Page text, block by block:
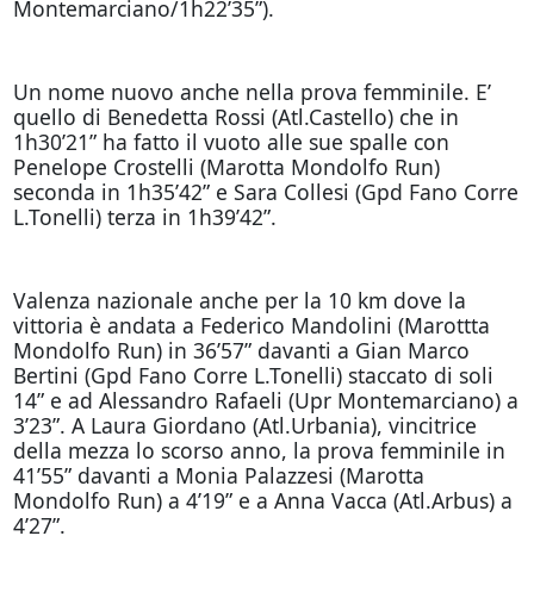
Montemarciano/1h22’35”).
Un nome nuovo anche nella prova femminile. E’
quello di Benedetta Rossi (Atl.Castello) che in
1h30’21” ha fatto il vuoto alle sue spalle con
Penelope Crostelli (Marotta Mondolfo Run)
seconda in 1h35’42” e Sara Collesi (Gpd Fano Corre
L.Tonelli) terza in 1h39’42”.
Valenza nazionale anche per la 10 km dove la
vittoria è andata a Federico Mandolini (Marottta
Mondolfo Run) in 36’57” davanti a Gian Marco
Bertini (Gpd Fano Corre L.Tonelli) staccato di soli
14” e ad Alessandro Rafaeli (Upr Montemarciano) a
3’23”. A Laura Giordano (Atl.Urbania), vincitrice
della mezza lo scorso anno, la prova femminile in
41’55” davanti a Monia Palazzesi (Marotta
Mondolfo Run) a 4’19” e a Anna Vacca (Atl.Arbus) a
4’27”.